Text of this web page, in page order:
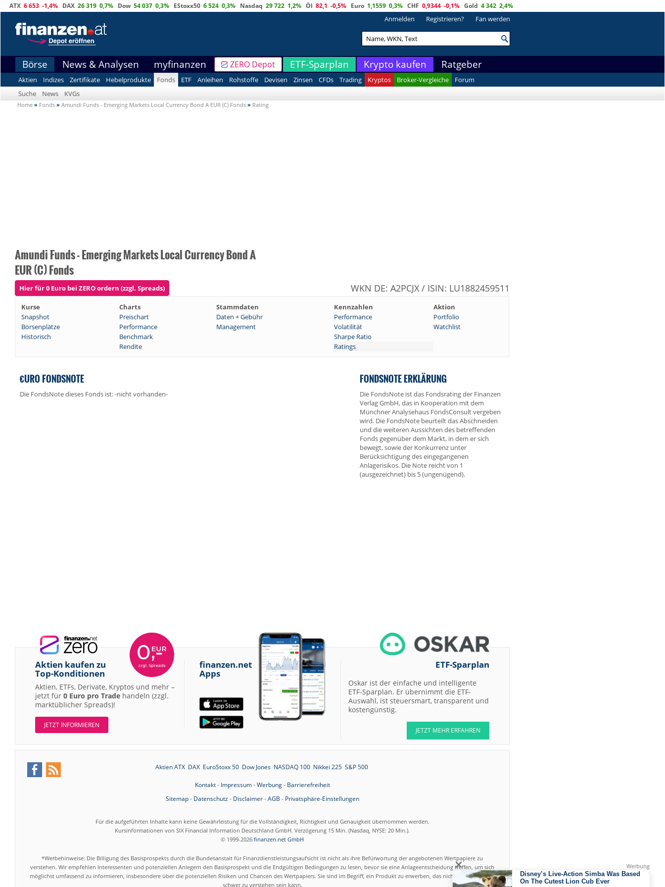
ATX 6 653 -1,4% DAX 26 319 0,7% Dow 54 037 0,3% EStoxx50 6 524 0,3% Nasdaq 29 722 1,2% Öl 82,1 -0,5% Euro 1,1559 0,3% CHF 0,9344 -0,1% Gold 4 342 2,4%
Anmelden Registrieren? Fan werden
Börse News & Analysen myfinanzen ZERO Depot ETF-Sparplan Krypto kaufen Ratgeber
Aktien Indizes Zertifikate Hebelprodukte Fonds ETF Anleihen Rohstoffe Devisen Zinsen CFDs Trading Kryptos Broker-Vergleiche
Forum
Suche
News KVGs
Home » Fonds » Amundi Funds - Emerging Markets Local Currency Bond A EUR (C) Fonds » Rating
Amundi Funds - Emerging Markets Local Currency Bond A
EUR (C) Fonds
Hier für 0 Euro bei ZERO ordern (zzgl. Spreads) WKN DE: A2PCJX / ISIN: LU1882459511
Kurse Charts Stammdaten Kennzahlen
Aktion
Snapshot
Preischart Daten + Gebühr Performance
Portfolio
Börsenplätze
Performance Management Volatilität
Watchlist
Historisch
Benchmark
Sharpe Ratio
Rendite
Ratings
€URO FONDSNOTE
Die FondsNote dieses Fonds ist: -nicht vorhanden-
FONDSNOTE ERKLÄRUNG
Die FondsNote ist das Fondsrating der Finanzen
Verlag GmbH, das in Kooperation mit dem
Münchner Analysehaus FondsConsult vergeben
wird. Die FondsNote beurteilt das Abschneiden
und die weiteren Aussichten des betreffenden
Fonds gegenüber dem Markt, in dem er sich
bewegt, sowie der Konkurrenz unter
Berücksichtigung des eingegangenen
Anlagerisikos. Die Note reicht von 1
(ausgezeichnet) bis 5 (ungenügend).
Aktien kaufen zu
Top-Konditionen
Aktien, ETFs, Derivate, Kryptos und mehr –
jetzt für 0 Euro pro Trade handeln (zzgl.
marktüblicher Spreads)!
JETZT INFORMIEREN
finanzen.net
Apps
ETF-Sparplan
Oskar ist der einfache und intelligente
ETF-Sparplan. Er übernimmt die ETF-
Auswahl, ist steuersmart, transparent und
kostengünstig.
JETZT MEHR ERFAHREN
Aktien ATX DAX EuroStoxx 50 Dow Jones NASDAQ 100 Nikkei 225 S&P 500
Kontakt- Impressum-Werbung- Barrierefreiheit
Sitemap- Datenschutz- Disclaimer-AGB - Privatsphäre-Einstellungen
Für die aufgeführten Inhalte kann keine Gewährleistung für die Vollständigkeit, Richtigkeit und Genauigkeit übernommen werden.
Kursinformationen von SIX Financial Information Deutschland GmbH. Verzögerung 15 Min. (Nasdaq, NYSE: 20 Min.).
© 1999-2026 finanzen.net GmbH
*Werbehinweise: Die Billigung des Basisprospekts durch die Bundesanstalt für Finanzdienstleistungsaufsicht ist nicht als ihre Befürwortung der angebotenen Wertpapiere zu
verstehen. Wir empfehlen Interessenten und potenziellen Anlegern den Basisprospekt und die Endgültigen Bedingungen zu lesen, bevor sie eine Anlageentscheidung treffen, um sich
möglichst umfassend zu informieren, insbesondere über die potenziellen Risiken und Chancen des Wertpapiers. Sie sind im Begriff, ein Produkt zu erwerben, das nicht einfach ist und
schwer zu verstehen sein kann.